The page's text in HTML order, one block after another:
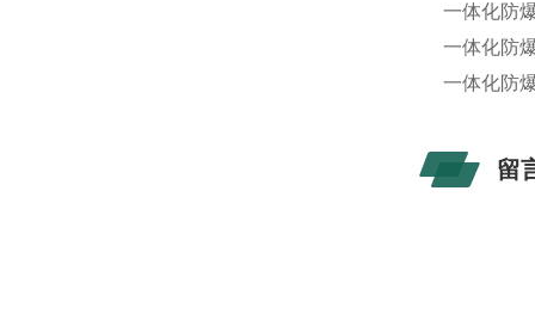
一体化防
一体化防
一体化防
留